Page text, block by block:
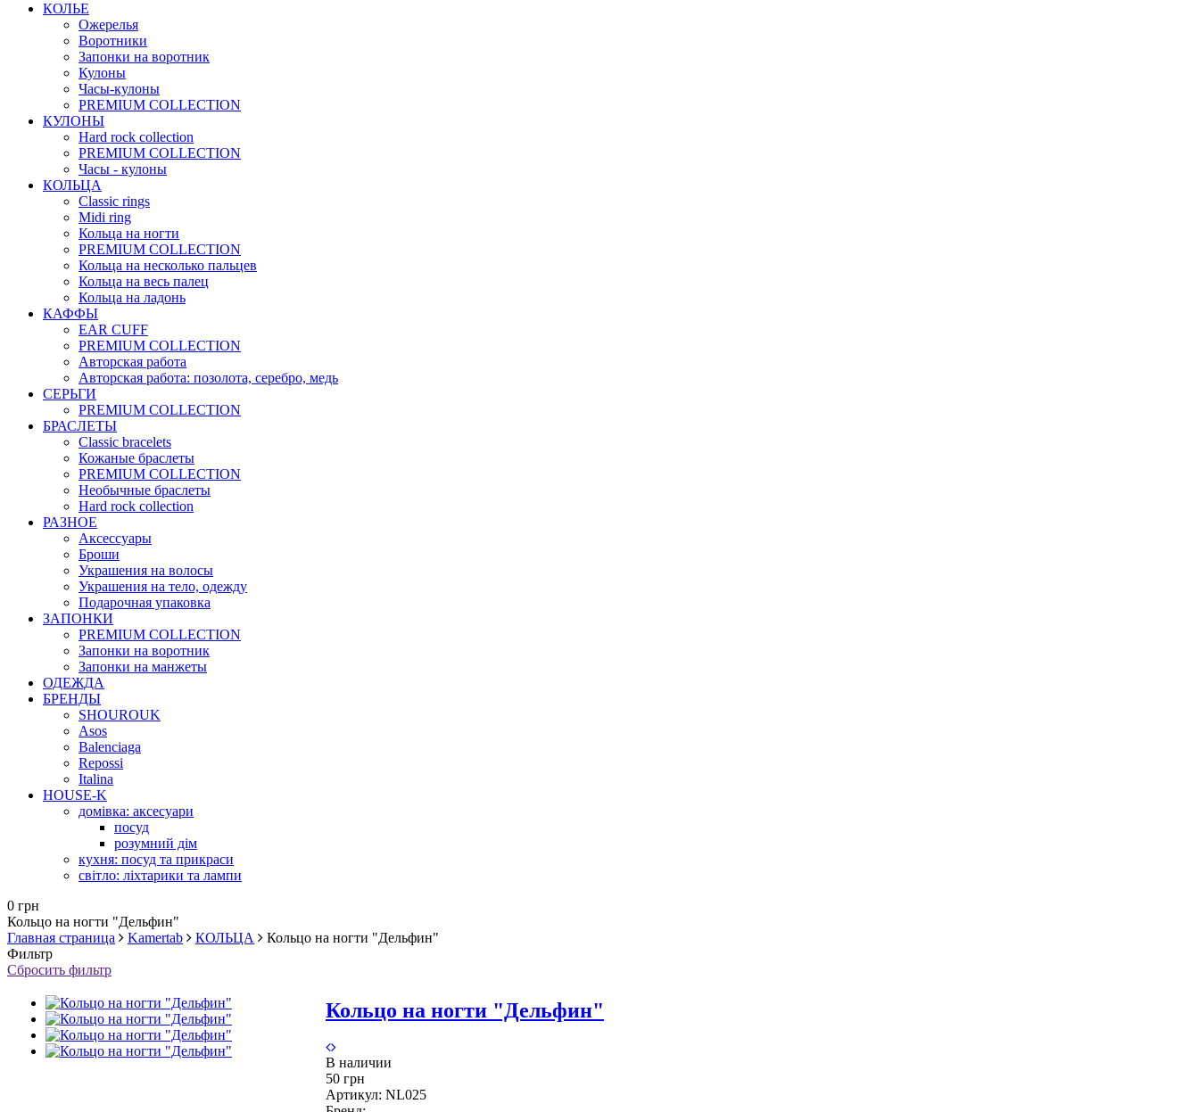
КОЛЬЕ
Ожерелья
Воротники
Запонки на воротник
Кулоны
Часы-кулоны
PREMIUM COLLECTION
КУЛОНЫ
Hard rock collection
PREMIUM COLLECTION
Часы - кулоны
КОЛЬЦА
Classic rings
Midi ring
Кольца на ногти
PREMIUM COLLECTION
Кольца на несколько пальцев
Кольца на весь палец
Кольца на ладонь
КАФФЫ
EAR CUFF
PREMIUM COLLECTION
Авторская работа
Авторская работа: позолота, серебро, медь
СЕРЬГИ
PREMIUM COLLECTION
БРАСЛЕТЫ
Classic bracelets
Кожаные браслеты
PREMIUM COLLECTION
Необычные браслеты
Hard rock collection
РАЗНОЕ
Аксессуары
Броши
Украшения на волосы
Украшения на тело, одежду
Подарочная упаковка
ЗАПОНКИ
PREMIUM COLLECTION
Запонки на воротник
Запонки на манжеты
ОДЕЖДА
БРЕНДЫ
SHOUROUK
Asos
Balenciaga
Repossi
Italina
HOUSE-K
домівка: аксесуари
посуд
розумний дім
кухня: посуд та прикраси
світло: ліхтарики та лампи
0 грн
Кольцо на ногти "Дельфин"
Главная страница
Kamertab КОЛЬЦА
Кольцо на ногти "Дельфин"
Фильтр
Сбросить фильтр
Кольцо на ногти "Дельфин"
В наличии
50 грн
Артикул: NL025